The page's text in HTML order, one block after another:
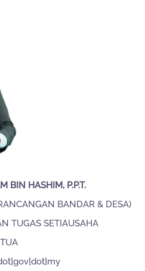
BIN HASHIM, P.P.T.
BANDAR & DESA)
TUGAS SETIAUSAHA